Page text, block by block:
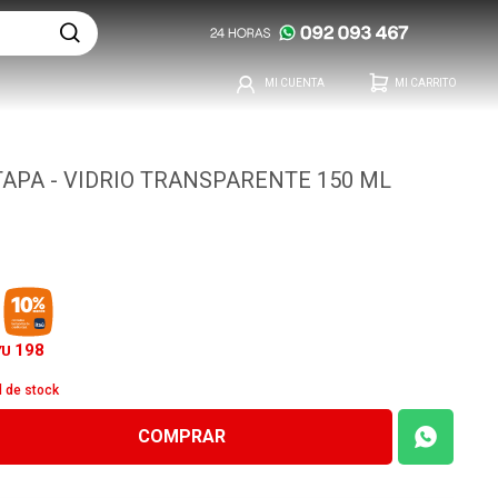
- VIDRIO TRANSPARENTE 150 ML
198
de stock
COMPRAR